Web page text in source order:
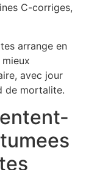
C-corriges,
arrange en
avec jour
de mortalite.